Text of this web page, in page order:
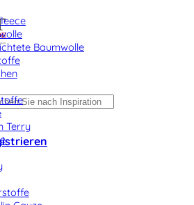
Baumwolle
Terry